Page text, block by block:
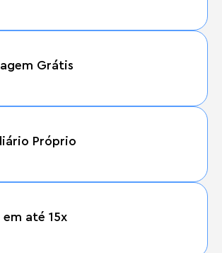
Grátis
Próprio
em até 15x